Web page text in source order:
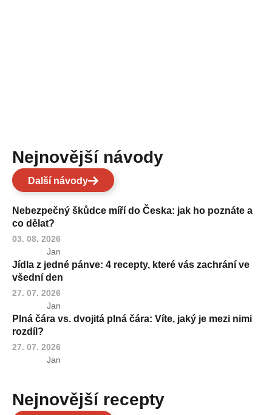
Nejnovější návody
Další návody
Nebezpečný škůdce míří do Česka: jak ho poznáte a
co dělat?
03. 08. 2026
Jan
Jídla z jedné pánve: 4 recepty, které vás zachrání ve
všední den
27. 07. 2026
Jan
Plná čára vs. dvojitá plná čára: Víte, jaký je mezi nimi
rozdíl?
27. 07. 2026
Jan
Nejnovější recepty